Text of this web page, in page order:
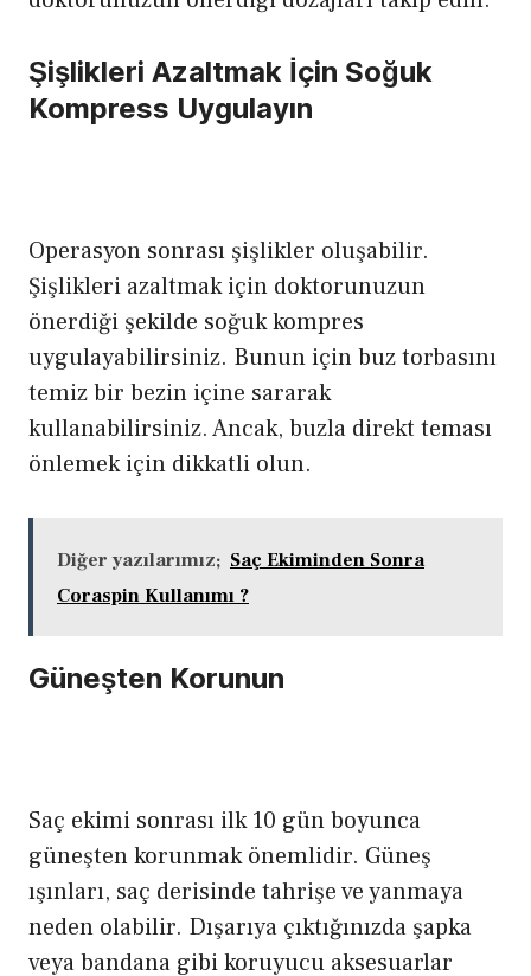
Şişlikleri Azaltmak İçin Soğuk
Kompress Uygulayın
Operasyon sonrası şişlikler oluşabilir.
Şişlikleri azaltmak için doktorunuzun
önerdiği şekilde soğuk kompres
uygulayabilirsiniz. Bunun için buz torbasını
temiz bir bezin içine sararak
kullanabilirsiniz. Ancak, buzla direkt teması
önlemek için dikkatli olun.
Diğer yazılarımız; Saç Ekiminden Sonra
Coraspin Kullanımı ?
Güneşten Korunun
Saç ekimi sonrası ilk 10 gün boyunca
güneşten korunmak önemlidir. Güneş
ışınları, saç derisinde tahrişe ve yanmaya
neden olabilir. Dışarıya çıktığınızda şapka
veya bandana gibi koruyucu aksesuarlar